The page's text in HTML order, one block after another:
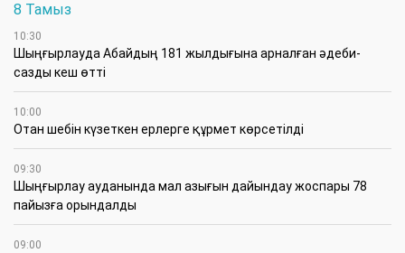
8 Тамыз
10:30
Шыңғырлауда Абайдың 181 жылдығына арналған әдеби-
сазды кеш өтті
10:00
Отан шебін күзеткен ерлерге құрмет көрсетілді
09:30
​Шыңғырлау ауданында мал азығын дайындау жоспары 78
пайызға орындалды
09:00